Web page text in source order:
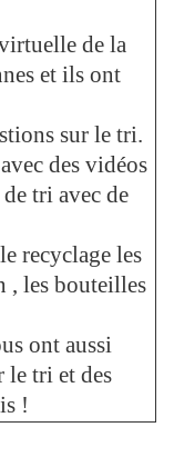
de la
et ils ont
sur le tri.
des vidéos
tri avec de
recyclage les
, les bouteilles
ont aussi
le tri et des
!